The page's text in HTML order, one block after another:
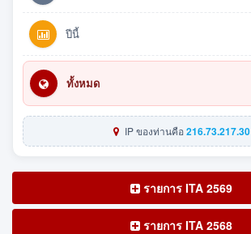
ปีนี้
ทั้งหมด
IP ของท่านคือ216.73.217.30
รายการ ITA 2569
รายการ ITA 2568